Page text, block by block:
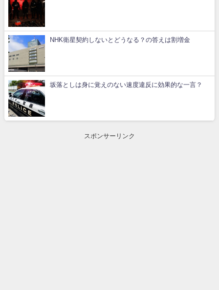
NHK衛星契約しないとどうなる？の答えは割増金
坂落としは身に覚えのない速度違反に効果的な一言？
スポンサーリンク